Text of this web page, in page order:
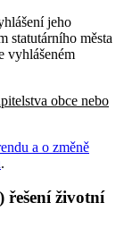
jeho
statutárního města
vyhlášeném
obce nebo
a o změně
.
řešení životní